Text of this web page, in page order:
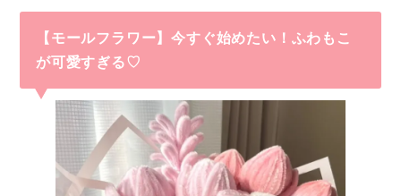
【モールフラワー】今すぐ始めたい！ふわもこ
が可愛すぎる♡